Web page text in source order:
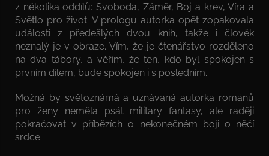
z několika oddílů: Svoboda, Záměr, Boj a krev, Víra a
Světlo pro život. V prologu autorka opět zopakovala
události z předešlých dvou knih, takže i člověk
neznalý je v obraze. Vím, že je čtenářstvo rozděleno
na dva tábory, a věřím, že ten, kdo byl spokojen s
prvním dílem, bude spokojen i s posledním.
Možná by světoznámá a uznávaná autorka románů
pro ženy neměla psát military fantasy, ale raději
pokračovat v příbězích o nekonečném boji o něčí
srdce.